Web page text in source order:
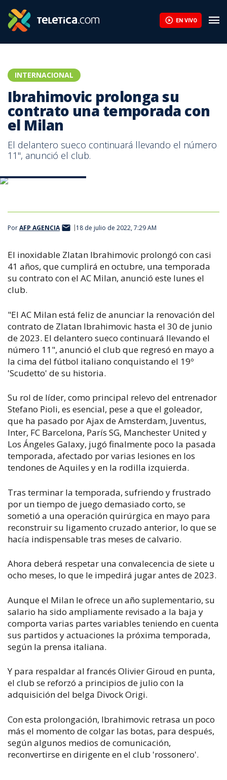
EN VIVO
INTERNACIONAL
Ibrahimovic prolonga su
contrato una temporada con
el Milan
El delantero sueco continuará llevando el número
11", anunció el club.
PorAFP AGENCIA 18 de julio de 2022, 7:29 AM
El inoxidable Zlatan Ibrahimovic prolongó con casi
41 años, que cumplirá en octubre, una temporada
su contrato con el AC Milan, anunció este lunes el
club.
"El AC Milan está feliz de anunciar la renovación del
contrato de Zlatan Ibrahimovic hasta el 30 de junio
de 2023. El delantero sueco continuará llevando el
número 11", anunció el club que regresó en mayo a
la cima del fútbol italiano conquistando el 19º
'Scudetto' de su historia.
Su rol de líder, como principal relevo del entrenador
Stefano Pioli, es esencial, pese a que el goleador,
que ha pasado por Ajax de Amsterdam, Juventus,
Inter, FC Barcelona, París SG, Manchester United y
Los Ángeles Galaxy, jugó finalmente poco la pasada
temporada, afectado por varias lesiones en los
tendones de Aquiles y en la rodilla izquierda.
Tras terminar la temporada, sufriendo y frustrado
por un tiempo de juego demasiado corto, se
sometió a una operación quirúrgica en mayo para
reconstruir su ligamento cruzado anterior, lo que se
hacía indispensable tras meses de calvario.
Ahora deberá respetar una convalecencia de siete u
ocho meses, lo que le impedirá jugar antes de 2023.
Aunque el Milan le ofrece un año suplementario, su
salario ha sido ampliamente revisado a la baja y
comporta varias partes variables teniendo en cuenta
sus partidos y actuaciones la próxima temporada,
según la prensa italiana.
Y para respaldar al francés Olivier Giroud en punta,
el club se reforzó a principios de julio con la
adquisición del belga Divock Origi.
Con esta prolongación, Ibrahimovic retrasa un poco
más el momento de colgar las botas, para después,
según algunos medios de comunicación,
reconvertirse en dirigente en el club 'rossonero'.